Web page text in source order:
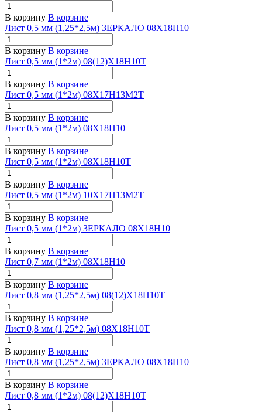
В корзину В корзине
Лист 0,5 мм (1,25*2,5м) ЗЕРКАЛО 08Х18Н10
В корзину В корзине
Лист 0,5 мм (1*2м) 08(12)Х18Н10Т
В корзину В корзине
Лист 0,5 мм (1*2м) 08Х17Н13М2Т
В корзину В корзине
Лист 0,5 мм (1*2м) 08Х18Н10
В корзину В корзине
Лист 0,5 мм (1*2м) 08Х18Н10Т
В корзину В корзине
Лист 0,5 мм (1*2м) 10Х17Н13М2Т
В корзину В корзине
Лист 0,5 мм (1*2м) ЗЕРКАЛО 08Х18Н10
В корзину В корзине
Лист 0,7 мм (1*2м) 08Х18Н10
В корзину В корзине
Лист 0,8 мм (1,25*2,5м) 08(12)Х18Н10Т
В корзину В корзине
Лист 0,8 мм (1,25*2,5м) 08Х18Н10Т
В корзину В корзине
Лист 0,8 мм (1,25*2,5м) ЗЕРКАЛО 08Х18Н10
В корзину В корзине
Лист 0,8 мм (1*2м) 08(12)Х18Н10Т